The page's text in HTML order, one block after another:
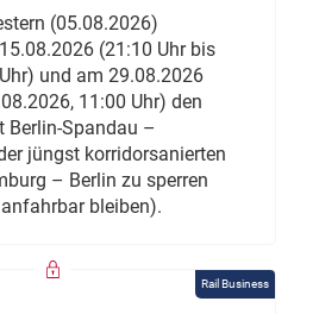
(05.08.2026)
(21:10 Uhr bis
und am 29.08.2026
11:00 Uhr) den
Berlin-Spandau –
jüngst korridorsanierten
– Berlin zu sperren
bleiben).
Rail Business